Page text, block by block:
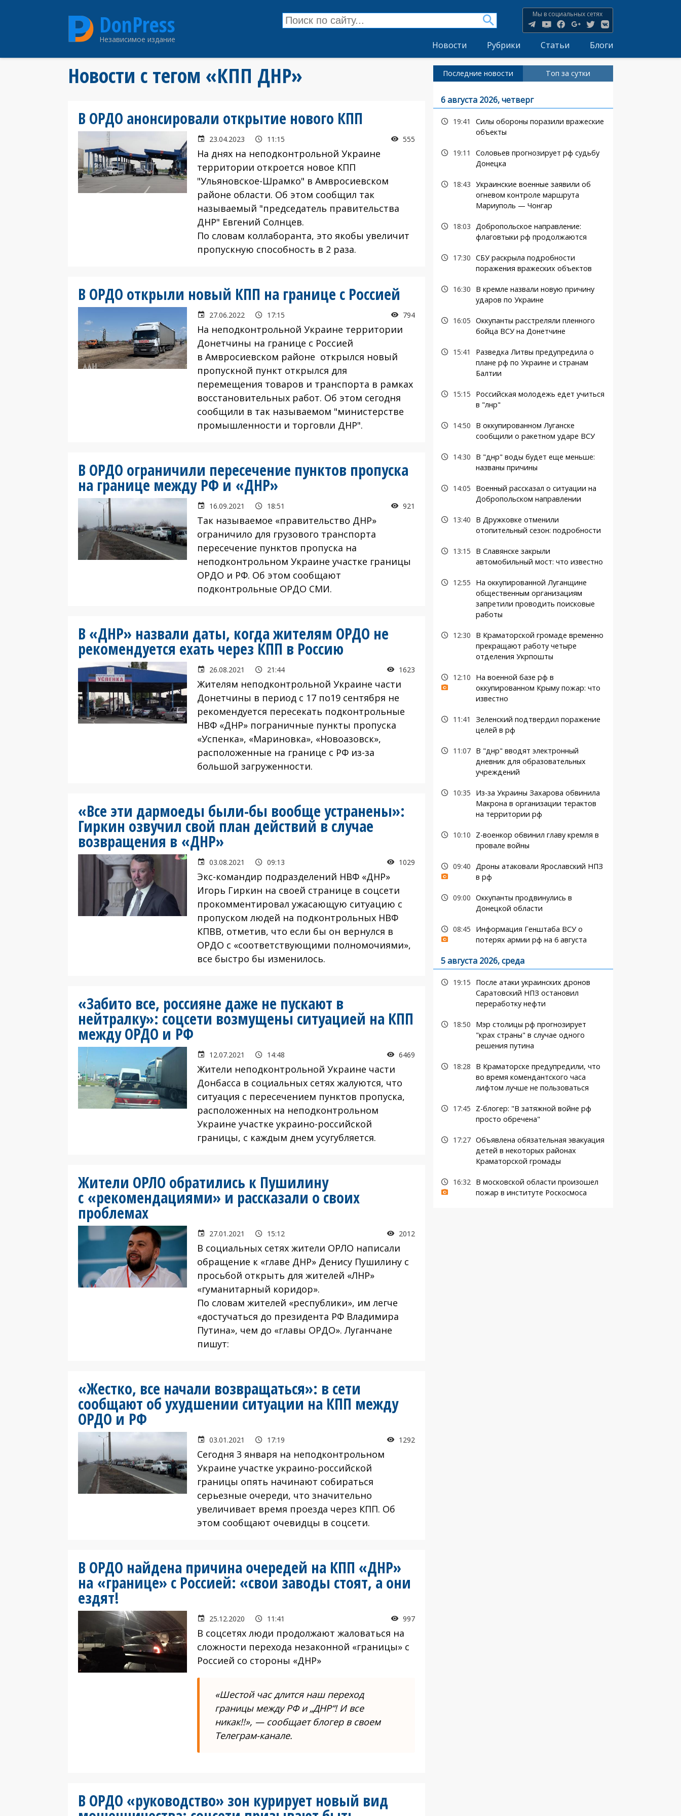
DonPress
Независимое издание
Мы в социальных сетях
Новости Рубрики Статьи Блоги
Новости с тегом «КПП ДНР»
В ОРДО анонсировали открытие нового КПП
23.04.2023 11:15 555
На днях на неподконтрольной Украине
территории откроется новое КПП
"Ульяновское-Шрамко" в Амвросиевском
районе области. Об этом сообщил так
называемый "председатель правительства
ДНР" Евгений Солнцев.
По словам коллаборанта, это якобы увеличит
пропускную способность в 2 раза.
В ОРДО открыли новый КПП на границе с Россией
27.06.2022 17:15 794
На неподконтрольной Украине территории
Донетчины на границе с Россией
в Амвросиевском районе открылся новый
пропускной пункт открылся для
перемещения товаров и транспорта в рамках
восстановительных работ. Об этом сегодня
сообщили в так называемом "министерстве
промышленности и торговли ДНР".
В ОРДО ограничили пересечение пунктов пропуска
на границе между РФ и «ДНР»
16.09.2021 18:51 921
Так называемое «правительство ДНР»
ограничило для грузового транспорта
пересечение пунктов пропуска на
неподконтрольном Украине участке границы
ОРДО и РФ. Об этом сообщают
подконтрольные ОРДО СМИ.
В «ДНР» назвали даты, когда жителям ОРДО не
рекомендуется ехать через КПП в Россию
26.08.2021 21:44 1623
Жителям неподконтрольной Украине части
Донетчины в период с 17 по19 сентября не
рекомендуется пересекать подконтрольные
НВФ «ДНР» пограничные пункты пропуска
«Успенка», «Мариновка», «Новоазовск»,
расположенные на границе с РФ из-за
большой загруженности.
«Все эти дармоеды были-бы вообще устранены»:
Гиркин озвучил свой план действий в случае
возвращения в «ДНР»
03.08.2021 09:13 1029
Экс-командир подразделений НВФ «ДНР»
Игорь Гиркин на своей странице в соцсети
прокомментировал ужасающую ситуацию с
пропуском людей на подконтрольных НВФ
КПВВ, отметив, что если бы он вернулся в
ОРДО с «соответствующими полномочиями»,
все быстро бы изменилось.
«Забито все, россияне даже не пускают в
нейтралку»: соцсети возмущены ситуацией на КПП
между ОРДО и РФ
12.07.2021 14:48 6469
Жители неподконтрольной Украине части
Донбасса в социальных сетях жалуются, что
ситуация с пересечением пунктов пропуска,
расположенных на неподконтрольном
Украине участке украино-российской
границы, с каждым днем усугубляется.
Жители ОРЛО обратились к Пушилину
с «рекомендациями» и рассказали о своих
проблемах
27.01.2021 15:12 2012
В социальных сетях жители ОРЛО написали
обращение к «главе ДНР» Денису Пушилину с
просьбой открыть для жителей «ЛНР»
«гуманитарный коридор».
По словам жителей «республики», им легче
«достучаться до президента РФ Владимира
Путина», чем до «главы ОРДО». Луганчане
пишут:
«Жестко, все начали возвращаться»: в сети
сообщают об ухудшении ситуации на КПП между
ОРДО и РФ
03.01.2021 17:19 1292
Сегодня 3 января на неподконтрольном
Украине участке украино-российской
границы опять начинают собираться
серьезные очереди, что значительно
увеличивает время проезда через КПП. Об
этом сообщают очевидцы в соцсети.
В ОРДО найдена причина очередей на КПП «ДНР»
на «границе» с Россией: «свои заводы стоят, а они
ездят!
25.12.2020 11:41 997
В соцсетях люди продолжают жаловаться на
сложности перехода незаконной «границы» с
Россией со стороны «ДНР»
«Шестой час длится наш переход
границы между РФ и „ДНР“! И все
никак!!», — сообщает блогер в своем
Телеграм-канале.
В ОРДО «руководство» зон курирует новый вид
Последние новости Топ за сутки
6 августа 2026, четверг
19:41
Силы обороны поразили вражеские
объекты
19:11
Соловьев прогнозирует рф судьбу
Донецка
18:43 Украинские военные заявили об
огневом контроле маршрута
Мариуполь — Чонгар
18:03 Добропольское направление:
флаговтыки рф продолжаются
17:30 СБУ раскрыла подробности
поражения вражеских объектов
16:30
В кремле назвали новую причину
ударов по Украине
16:05 Оккупанты расстреляли пленного
бойца ВСУ на Донетчине
15:41
Разведка Литвы предупредила о
плане рф по Украине и странам
Балтии
15:15
Российская молодежь едет учиться
в "лнр"
14:50
В оккупированном Луганске
сообщили о ракетном ударе ВСУ
14:30
В "днр" воды будет еще меньше:
названы причины
14:05
Военный рассказал о ситуации на
Добропольском направлении
13:40
В Дружковке отменили
отопительный сезон: подробности
13:15
В Славянске закрыли
автомобильный мост: что известно
12:55
На оккупированной Луганщине
общественным организациям
запретили проводить поисковые
работы
12:30
В Краматорской громаде временно
прекращают работу четыре
отделения Укрпошты
12:10
На военной базе рф в
оккупированном Крыму пожар: что
известно
11:41
Зеленский подтвердил поражение
целей в рф
11:07
В "днр" вводят электронный
дневник для образовательных
учреждений
10:35
Из-за Украины Захарова обвинила
Макрона в организации терактов
на территории рф
10:10
Z-военкор обвинил главу кремля в
провале войны
09:40 Дроны атаковали Ярославский НПЗ
в рф
09:00 Оккупанты продвинулись в
Донецкой области
08:45
Информация Генштаба ВСУ о
потерях армии рф на 6 августа
5 августа 2026, среда
19:15
После атаки украинских дронов
Саратовский НПЗ остановил
переработку нефти
18:50
Мэр столицы рф прогнозирует
"крах страны" в случае одного
решения путина
18:28
В Краматорске предупредили, что
во время комендантского часа
лифтом лучше не пользоваться
17:45
Z-блогер: "В затяжной войне рф
просто обречена"
17:27 Объявлена обязательная эвакуация
детей в некоторых районах
Краматорской громады
16:32
В московской области произошел
пожар в институте Роскосмоса